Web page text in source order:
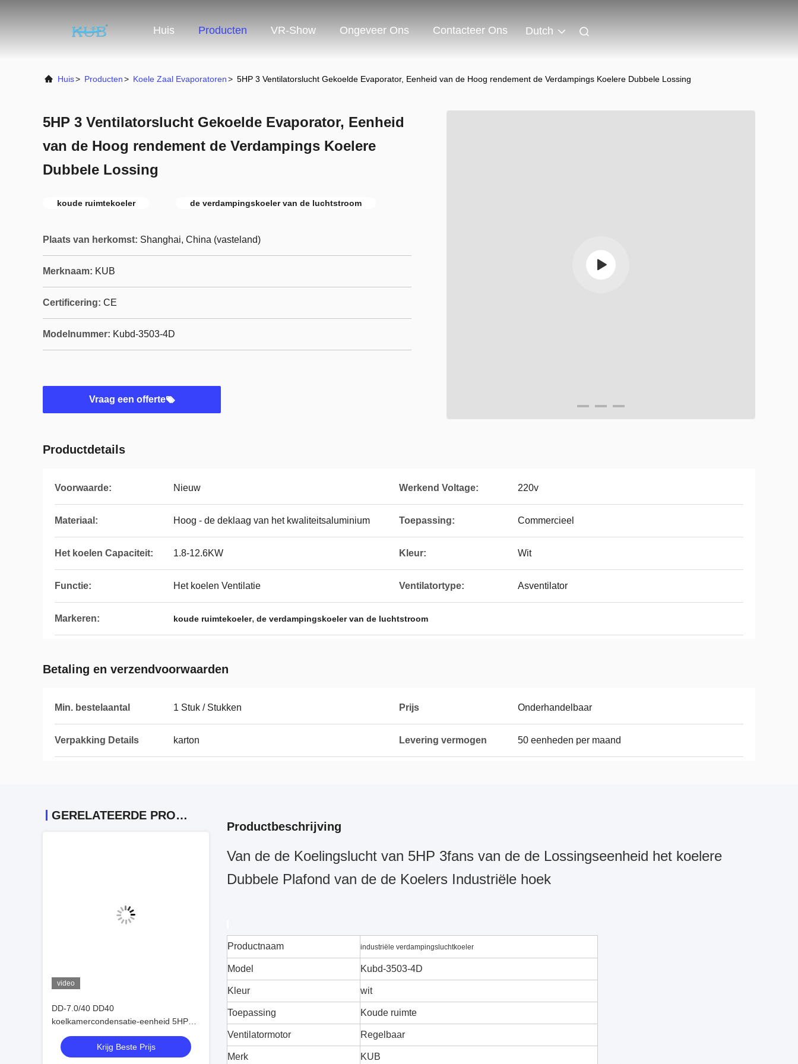
Huis Producten VR-Show Ongeveer Ons Contacteer Ons Dutch
Huis> Producten> Koele Zaal Evaporatoren> 5HP 3 Ventilatorslucht Gekoelde Evaporator, Eenheid van de Hoog rendement de Verdampings Koelere Dubbele Lossing
5HP 3 Ventilatorslucht Gekoelde Evaporator, Eenheid
van de Hoog rendement de Verdampings Koelere
Dubbele Lossing
koude ruimtekoeler de verdampingskoeler van de luchtstroom
Plaats van herkomst: Shanghai, China (vasteland)
Merknaam: KUB
Certificering: CE
Modelnummer: Kubd-3503-4D
Vraag een offerte
Productdetails
Voorwaarde: Nieuw Werkend Voltage: 220v
Materiaal: Hoog - de deklaag van het kwaliteitsaluminium Toepassing: Commercieel
Het koelen Capaciteit: 1.8-12.6KW Kleur: Wit
Functie: Het koelen Ventilatie Ventilatortype: Asventilator
Markeren: koude ruimtekoeler, de verdampingskoeler van de luchtstroom
Betaling en verzendvoorwaarden
Min. bestelaantal 1 Stuk / Stukken Prijs Onderhandelbaar
Verpakking Details karton Levering vermogen 50 eenheden per maand
GERELATEERDE PRODUCTEN
video
DD-7.0/40 DD40
koelkamercondensatie-eenheid 5HP
verdamper spoelverwarmer ontdooiing
verdamper ventilator koelkamer
verdamper prijs
Krijg Beste Prijs
Productbeschrijving
Van de de Koelingslucht van 5HP 3fans van de de Lossingseenheid het koelere
Dubbele Plafond van de de Koelers Industriële hoek
Productnaam industriële verdampingsluchtkoeler
Model Kubd-3503-4D
Kleur wit
Toepassing Koude ruimte
Ventilatormotor Regelbaar
Merk KUB